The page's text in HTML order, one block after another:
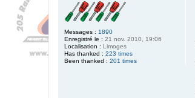
1
9
Messages : 1890
Enregistré le : 21 nov. 2010, 19:06
Localisation : Limoges
Has thanked : 223 times
Been thanked : 201 times